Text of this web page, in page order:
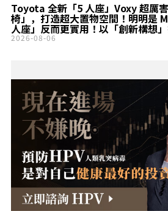
Toyota 全新「5 人座」Voxy 超厲
椅」，打造超大置物空間！明明是
人座」反而更實用！以「創新構想
UTILITY」究竟是什麼？
2026-08-06